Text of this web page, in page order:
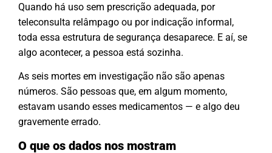
Quando há uso sem prescrição adequada, por
teleconsulta relâmpago ou por indicação informal,
toda essa estrutura de segurança desaparece. E aí, se
algo acontecer, a pessoa está sozinha.
As seis mortes em investigação não são apenas
números. São pessoas que, em algum momento,
estavam usando esses medicamentos — e algo deu
gravemente errado.
O que os dados nos mostram